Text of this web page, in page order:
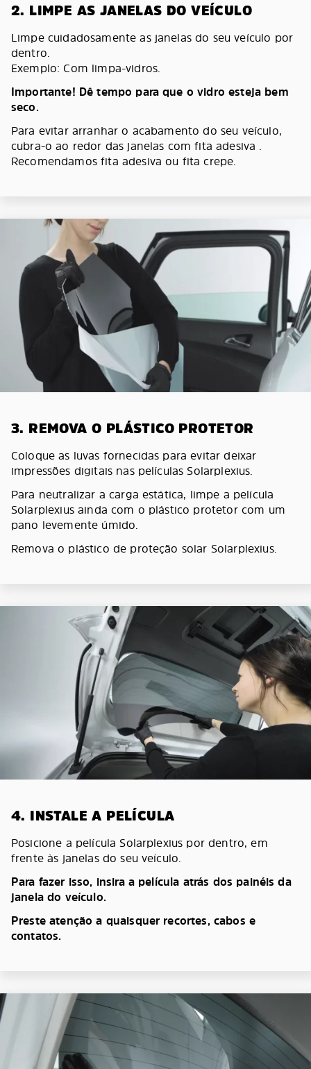
2. LIMPE AS JANELAS DO VEÍCULO
Limpe cuidadosamente as janelas do seu veículo por
dentro.
Exemplo: Com limpa-vidros.
Importante! Dê tempo para que o vidro esteja bem
seco.
Para evitar arranhar o acabamento do seu veículo,
cubra-o ao redor das janelas com fita adesiva .
Recomendamos fita adesiva ou fita crepe.
3. REMOVA O PLÁSTICO PROTETOR
Coloque as luvas fornecidas para evitar deixar
impressões digitais nas películas Solarplexius.
Para neutralizar a carga estática, limpe a película
Solarplexius ainda com o plástico protetor com um
pano levemente úmido.
Remova o plástico de proteção solar Solarplexius.
4. INSTALE A PELÍCULA
Posicione a película Solarplexius por dentro, em
frente às janelas do seu veículo.
Para fazer isso, insira a película atrás dos painéis da
janela do veículo.
Preste atenção a quaisquer recortes, cabos e
contatos.